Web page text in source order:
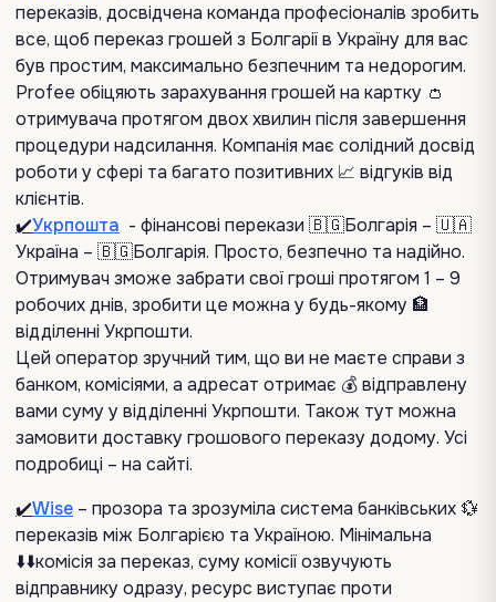
переказів, досвідчена команда професіоналів зробить
все, щоб переказ грошей з Болгарії в Україну для вас
був простим, максимально безпечним та недорогим.
Profee обіцяють зарахування грошей на картку 👛
отримувача протягом двох хвилин після завершення
процедури надсилання. Компанія має солідний досвід
роботи у сфері та багато позитивних 📈 відгуків від
клієнтів.
✔️Укрпошта - фінансові перекази 🇧🇬Болгарія – 🇺🇦
Україна – 🇧🇬Болгарія. Просто, безпечно та надійно.
Отримувач зможе забрати свої гроші протягом 1 – 9
робочих днів, зробити це можна у будь-якому 🏦
відділенні Укрпошти.
Цей оператор зручний тим, що ви не маєте справи з
банком, комісіями, а адресат отримає 💰 відправлену
вами суму у відділенні Укрпошти. Також тут можна
замовити доставку грошового переказу додому. Усі
подробиці – на сайті.
✔️Wise – прозора та зрозуміла система банківських 💱
переказів між Болгарією та Україною. Мінімальна
⬇️⬇️комісія за переказ, суму комісії озвучують
відправнику одразу, ресурс виступає проти